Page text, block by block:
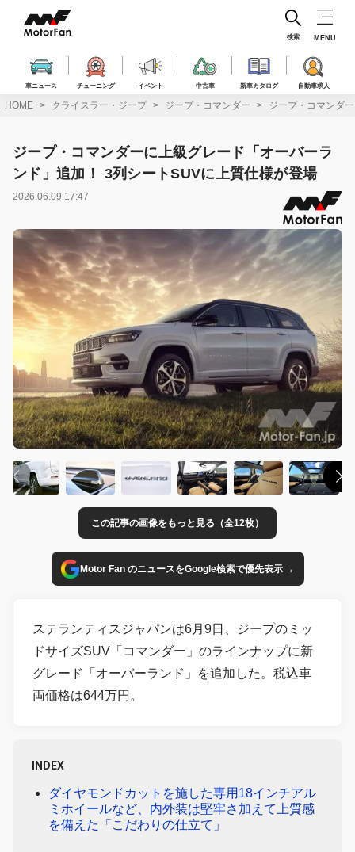
ス
車ニュース チューニング イベント 中古車 新車カタログ 自動車求人
検索 MENU
HOME クライスラー・ジープ ジープ・コマンダー ジープ・コマンダ
ジープ・コマンダーに上級グレード「オーバーラ
ンド」追加！ 3列シートSUVに上質仕様が登場
2026.06.09 17:47
この記事の画像をもっと見る（全12枚）
Motor Fan のニュースをGoogle検索で優先表示→
ステランティスジャパンは6月9日、ジープのミッ
ドサイズSUV「コマンダー」のラインナップに新
グレード「オーバーランド」を追加した。税込車
両価格は644万円。
INDEX
ダイヤモンドカットを施した専用18インチアル
ミホイールなど、内外装は堅牢さ加えて上質感
を備えた「こだわりの仕立て」